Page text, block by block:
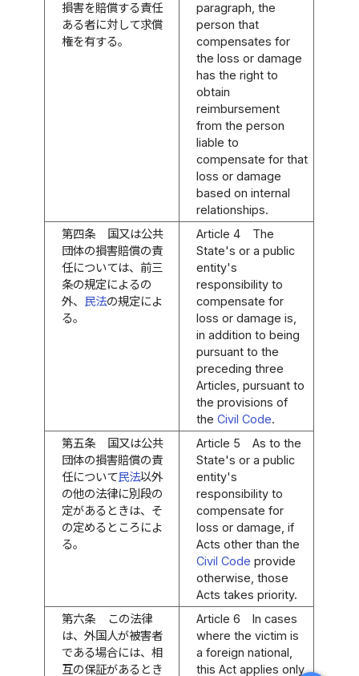
損害を賠償する責任
ある者に対して求償
権を有する。
paragraph, the
person that
compensates for
the loss or damage
has the right to
obtain
reimbursement
from the person
liable to
compensate for that
loss or damage
based on internal
relationships.
第四条
国又は公共
団体の損害賠償の責
任については、前三
条の規定によるの
外、 民法の規定によ
る。
Article 4
The
State's or a public
entity's
responsibility to
compensate for
loss or damage is,
in addition to being
pursuant to the
preceding three
Articles, pursuant to
the provisions of
theCivil Code.
第五条
国又は公共
団体の損害賠償の責
任について民法以外
の他の法律に別段の
定があるときは、そ
の定めるところによ
る。
Article 5
As to the
State's or a public
entity's
responsibility to
compensate for
loss or damage, if
Acts other than the
Civil Code provide
otherwise, those
Acts takes priority.
第六条
この法律
は、外国人が被害者
である場合には、相
互の保証があるとき
Article 6
In cases
where the victim is
a foreign national,
this Act applies only